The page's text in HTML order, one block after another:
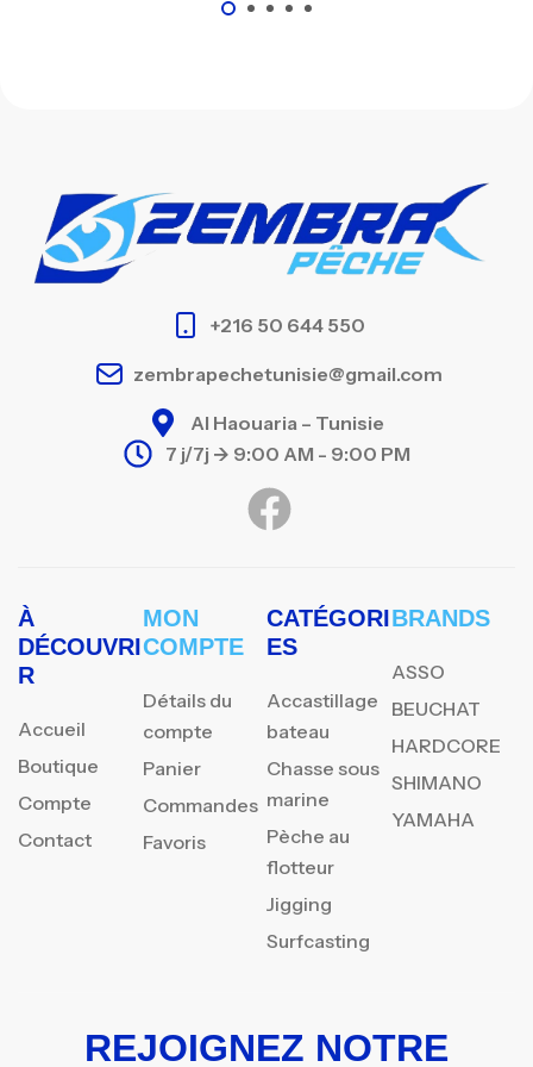
+216 50 644 550
zembrapechetunisie@gmail.com
Al Haouaria – Tunisie
7 j/7j -> 9:00 AM - 9:00 PM
À
DÉCOUVRI
R
Accueil
Boutique
Compte
Contact
MON
COMPTE
Détails du
compte
Panier
Commandes
Favoris
CATÉGORI
ES
Accastillage
bateau
Chasse sous
marine
Pèche au
flotteur
Jigging
Surfcasting
BRANDS
ASSO
BEUCHAT
HARDCORE
SHIMANO
YAMAHA
REJOIGNEZ NOTRE